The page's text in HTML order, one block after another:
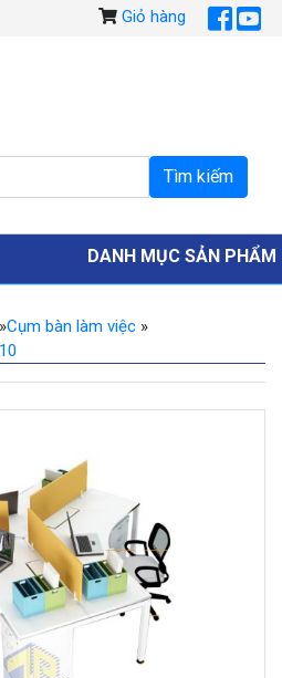
Giỏ hàng
DANH MỤC SẢN PHẨM
»Cụm bàn làm việc »